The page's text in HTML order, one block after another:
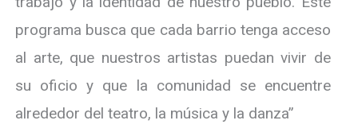
programa busca que cada barrio tenga acceso
al arte, que nuestros artistas puedan vivir de
su oficio y que la comunidad se encuentre
alrededor del teatro, la música y la danza”